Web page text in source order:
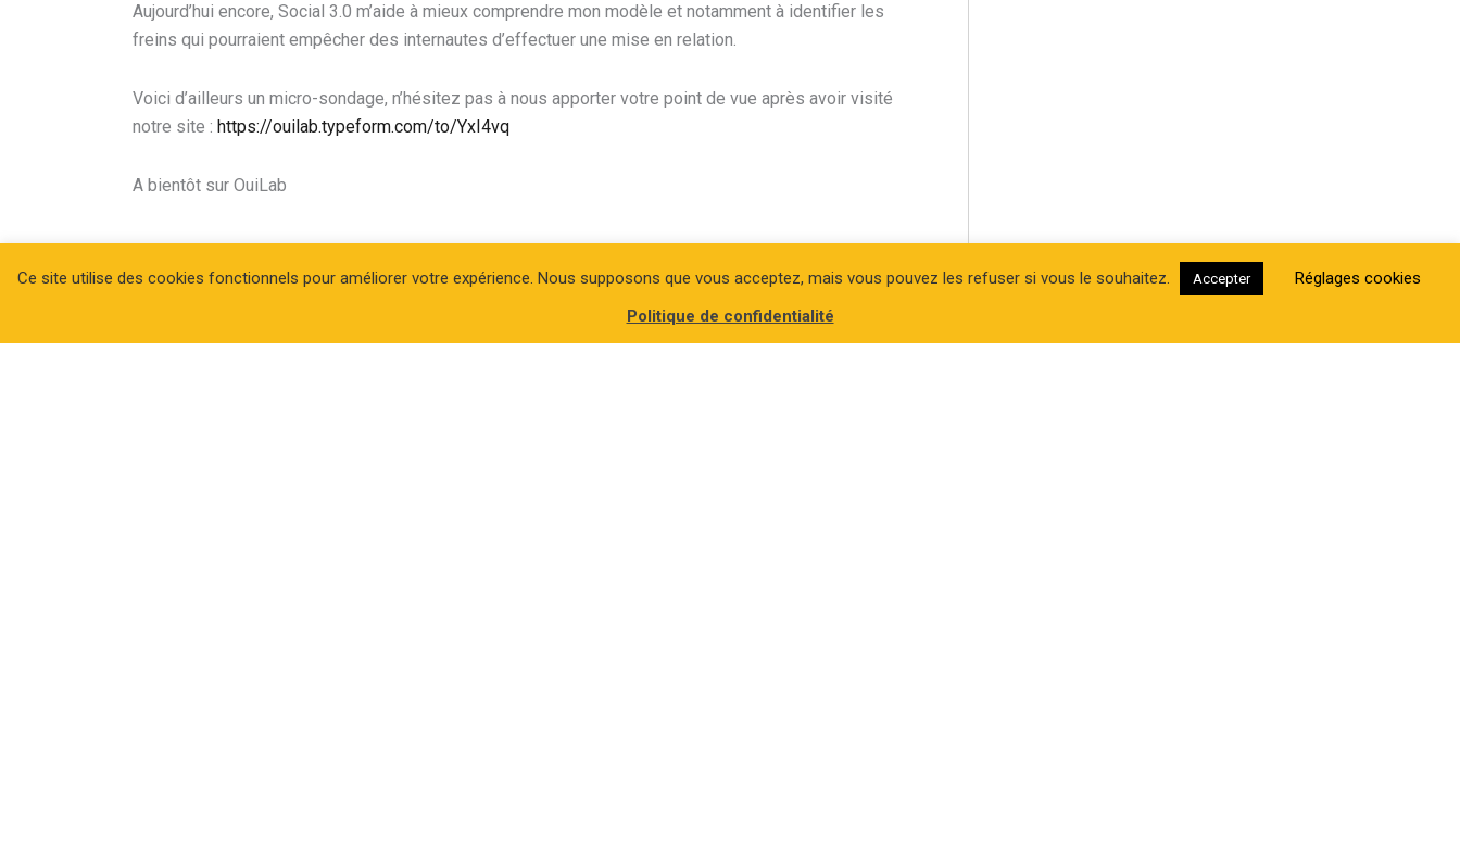
Aujourd’hui encore, Social 3.0 m’aide à mieux comprendre mon modèle et notamment à identifier les
freins qui pourraient empêcher des internautes d’effectuer une mise en relation.
Voici d’ailleurs un micro-sondage, n’hésitez pas à nous apporter votre point de vue après avoir visité
notre site : https://ouilab.typeform.com/to/YxI4vq
A bientôt sur OuiLab
Ce site utilise des cookies fonctionnels pour améliorer votre expérience. Nous supposons que vous acceptez, mais vous pouvez les refuser si vous le souhaitez. Accepter
Réglages cookies
Politique de confidentialité